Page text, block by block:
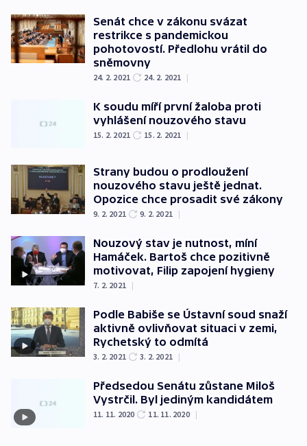
Senát chce v zákonu svázat
restrikce s pandemickou
pohotovostí. Předlohu vrátil do
sněmovny
24. 2. 2021 24. 2. 2021 |
K soudu míří první žaloba proti
vyhlášení nouzového stavu
15. 2. 2021 15. 2. 2021 |
Strany budou o prodloužení
nouzového stavu ještě jednat.
Opozice chce prosadit své zákony
9. 2. 2021 9. 2. 2021 |
Nouzový stav je nutnost, míní
Hamáček. Bartoš chce pozitivně
motivovat, Filip zapojení hygieny
7. 2. 2021 |
Podle Babiše se Ústavní soud snaží
aktivně ovlivňovat situaci v zemi,
Rychetský to odmítá
3. 2. 2021 3. 2. 2021 |
Předsedou Senátu zůstane Miloš
Vystrčil. Byl jediným kandidátem
11. 11. 2020 11. 11. 2020 |